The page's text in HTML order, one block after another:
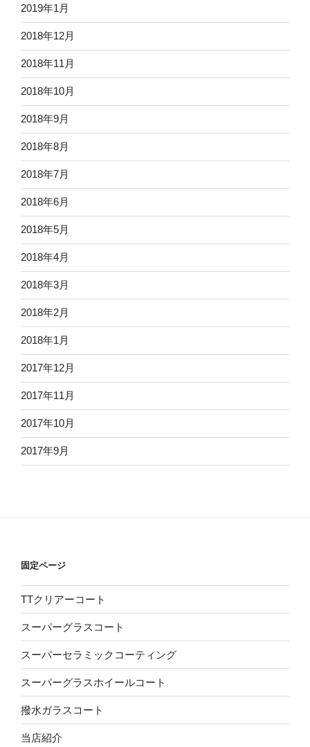
2019年1月
2018年12月
2018年11月
2018年10月
2018年9月
2018年8月
2018年7月
2018年6月
2018年5月
2018年4月
2018年3月
2018年2月
2018年1月
2017年12月
2017年11月
2017年10月
2017年9月
固定ページ
TTクリアーコート
スーパーグラスコート
スーパーセラミックコーティング
スーパーグラスホイールコート
撥水ガラスコート
当店紹介